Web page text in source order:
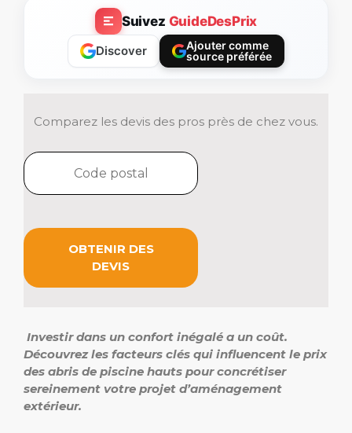
Suivez GuideDesPrix
Discover
Ajouter comme
source préférée
Comparez les devis des pros près de chez vous.
OBTENIR DES
DEVIS
Investir dans un confort inégalé a un coût.
Découvrez les facteurs clés qui influencent le prix
des abris de piscine hauts pour concrétiser
sereinement votre projet d’aménagement
extérieur.